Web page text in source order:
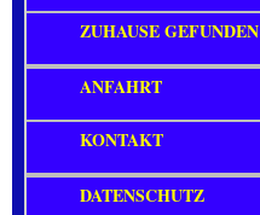
ZUHAUSE GEFUNDEN
ANFAHRT
KONTAKT
DATENSCHUTZ